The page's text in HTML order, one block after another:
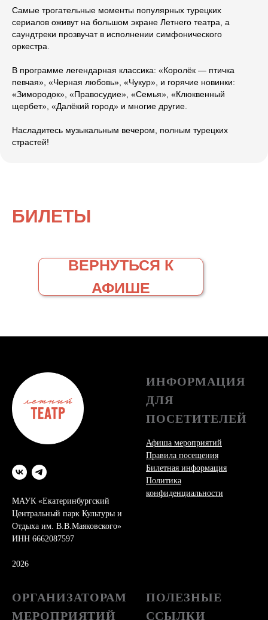
Самые трогательные моменты популярных турецких
сериалов оживут на большом экране Летнего театра, а
саундтреки прозвучат в исполнении симфонического
оркестра.
В программе легендарная классика: «Королёк — птичка
певчая», «Черная любовь», «Чукур», и горячие новинки:
«Зимородок», «Правосудие», «Семья», «Клюквенный
щербет», «Далёкий город» и многие другие.
Насладитесь музыкальным вечером, полным турецких
страстей!
БИЛЕТЫ
ВЕРНУТЬСЯ К
АФИШЕ
МАУК «Екатеринбургский
Центральный парк Культуры и
Отдыха им. В.В.Маяковского»
ИНН 6662087597
2026
ИНФОРМАЦИЯ
ДЛЯ
ПОСЕТИТЕЛЕЙ
Афиша мероприятий
Правила посещения
Билетная информация
Политика
конфиденциальности
ОРГАНИЗАТОРАМ
МЕРОПРИЯТИЙ
ПОЛЕЗНЫЕ
ССЫЛКИ